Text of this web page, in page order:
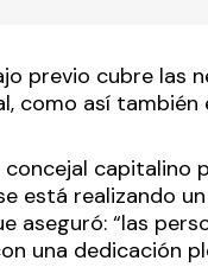
previo cubre las
como así también
capitalino
está realizando
aseguró: “las
una dedicación